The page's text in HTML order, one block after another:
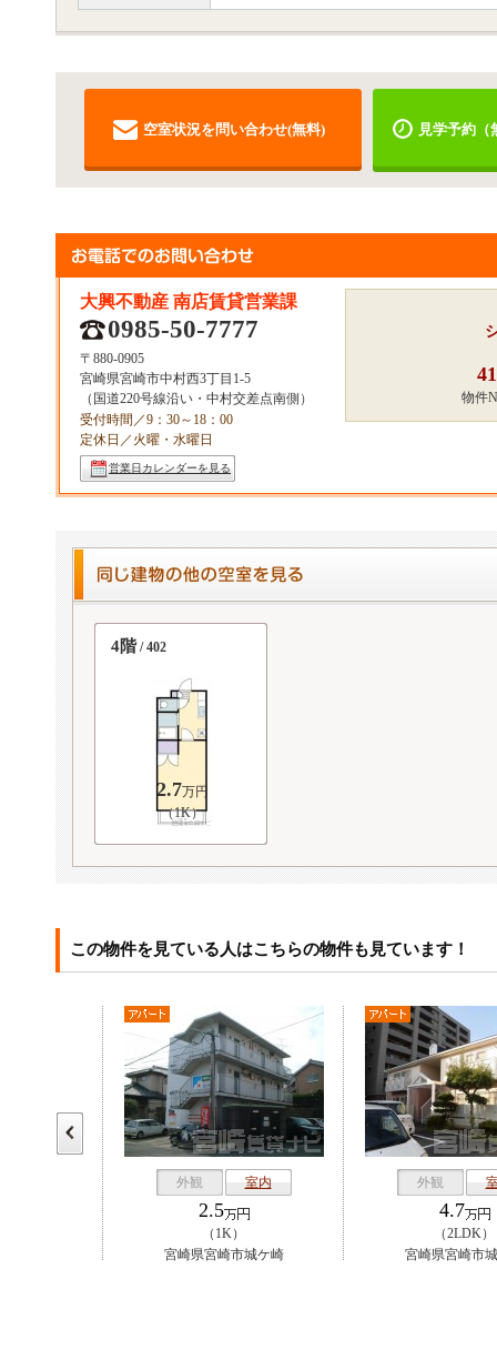
空室状況を問い合わせ(無料) 見学予約（
大興不動産 南店賃貸営業課
0985-50-7777
〒880-0905
宮崎県宮崎市中村西3丁目1‐5
（国道220号線沿い・中村交差点南側）
受付時間／9：30～18：00
定休日／火曜・水曜日
営業日カレンダーを見る
物件
4階/ 402
2.7万円
（1K）
この物件を見ている人はこちらの物件も見ています！
外観 室内
2.5
（1K）
宮崎県宮崎市城ケ崎
外観
4.7
（2LDK）
宮崎県宮崎市